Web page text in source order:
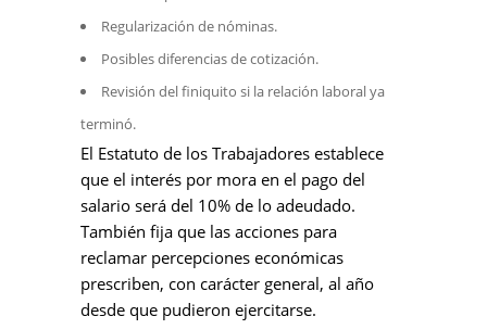
Regularización de nóminas.
Posibles diferencias de cotización.
Revisión del finiquito si la relación laboral ya
terminó.
El Estatuto de los Trabajadores establece
que el interés por mora en el pago del
salario será del 10% de lo adeudado.
También fija que las acciones para
reclamar percepciones económicas
prescriben, con carácter general, al año
desde que pudieron ejercitarse.